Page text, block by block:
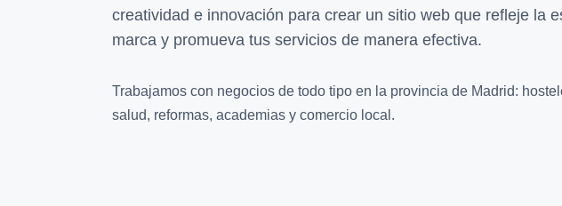
creatividad e innovación para crear un sitio web que refleje la
marca y promueva tus servicios de manera efectiva.
Trabajamos con negocios de todo tipo en la provincia de Madrid:
salud, reformas, academias y comercio local.